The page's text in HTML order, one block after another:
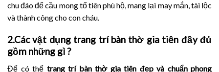
chu đáo để cầu mong tổ tiên phù hộ, mang lại may mắn, tài lộc
và thành công cho con cháu.
2.Các vật dụng trang trí bàn thờ gia tiên đầy đủ
gồm những gì ?
Để có thể trang trí bàn thờ gia tiên đẹp và chuẩn phong